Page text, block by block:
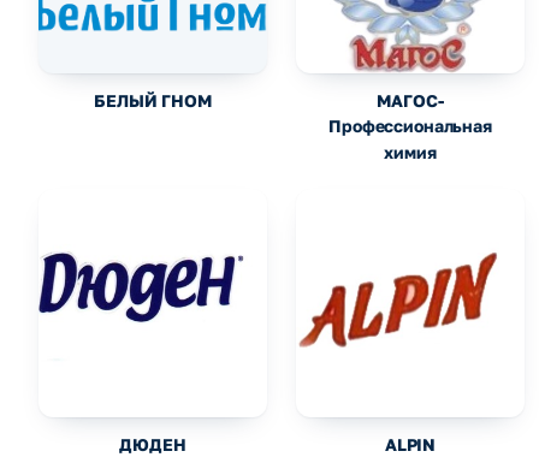
БЕЛЫЙ ГНОМ
МАГОС-
Профессиональная
химия
ДЮДЕН ALPIN